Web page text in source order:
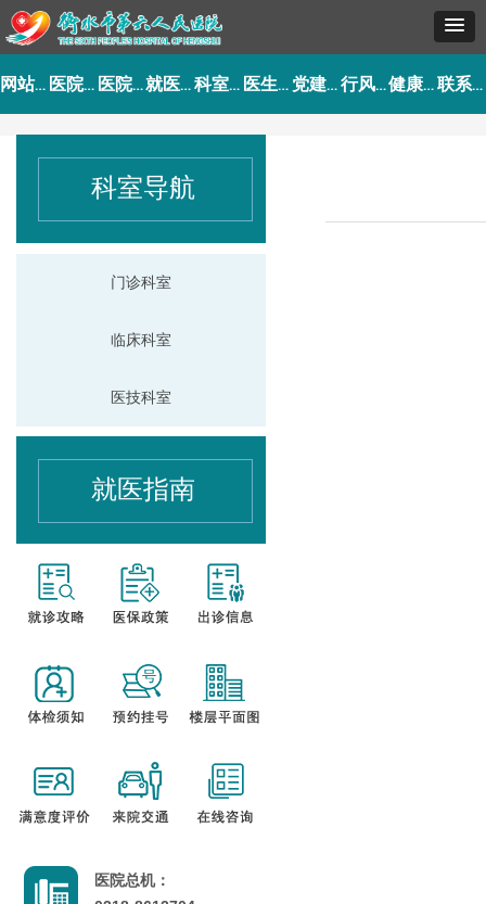
网站首页 医院概况 医院动态 就医指南 科室导航 医生介绍 党建工作 行风建设 健康园地 联系我们
科室导航
门诊科室
临床科室
医技科室
就医指南
医院总机：